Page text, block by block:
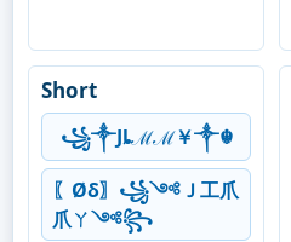
Short
꧁༒Jȴℳℳ￥༒☬
〖Øδ〗꧁༺Ｊ工爪
爪ㄚ༺꧂